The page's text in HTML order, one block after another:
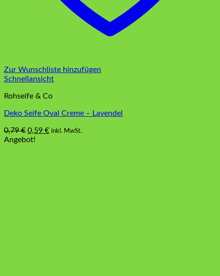
Zur Wunschliste hinzufügen
Schnellansicht
Rohseife & Co
Deko Seife Oval Creme – Lavendel
0,79€ Ursprünglicher
Preis
0,59 €Aktueller
inkl. MwSt.
Angebot!